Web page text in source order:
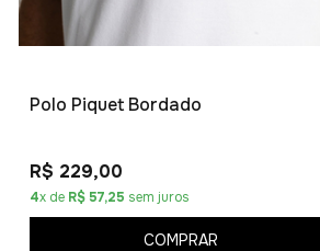
Polo Piquet Bordado
R$ 229,00
4x de R$ 57,25 sem juros
COMPRAR